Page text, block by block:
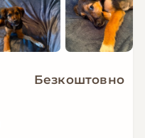
Безкоштовно